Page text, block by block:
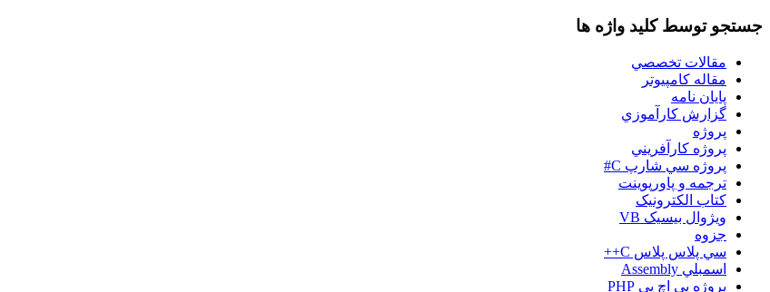
جستجو توسط کلید واژه ها
مقالات تخصصي
مقاله کامپیوتر
پایان نامه
گزارش کارآموزي
پروژه
پروژه کارآفريني
پروژه سي شارپ C#
ترجمه و پاورپوينت
کتاب الکترونيک
ويژوال بيسيک VB
جزوه
سي پلاس پلاس C++
اسمبلي Assembly
پروژه پي اچ پي PHP